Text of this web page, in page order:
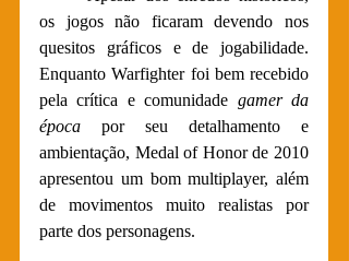
os jogos não ficaram devendo nos
quesitos gráficos e de jogabilidade.
Enquanto Warfighter foi bem recebido
pela crítica e comunidade gamer da
época por seu detalhamento e
ambientação, Medal of Honor de 2010
apresentou um bom multiplayer, além
de movimentos muito realistas por
parte dos personagens.